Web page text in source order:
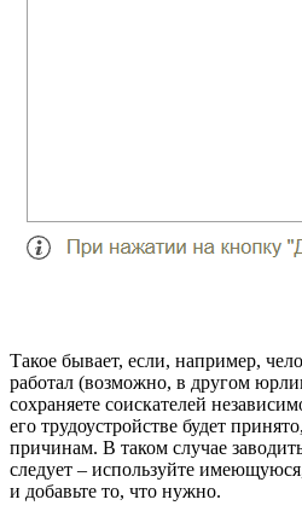
Такое бывает, если, например,
работал (возможно, в другом
сохраняете соискателей
его трудоустройстве будет
причинам. В таком случае
следует – используйте
и добавьте то, что нужно.